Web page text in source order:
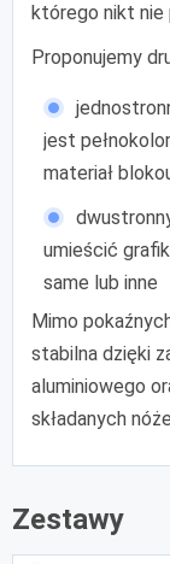
którego nikt nie
Proponujemy
jest
materiał
umieścić
same lub inne
Mimo
stabilna dzięki
aluminiowego
składanych
Zestawy